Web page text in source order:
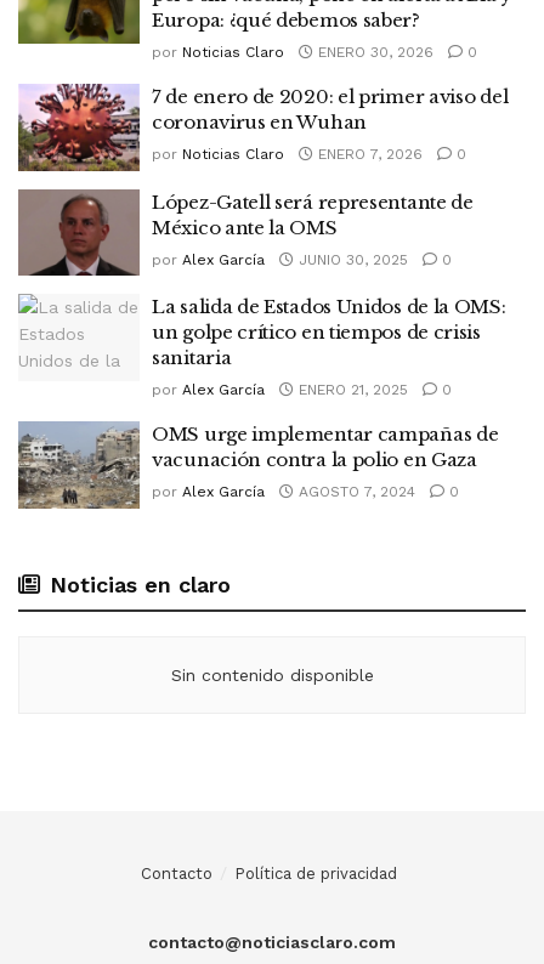
Europa: ¿qué debemos saber?
por Noticias Claro ENERO 30, 2026 0
7 de enero de 2020: el primer aviso del
coronavirus en Wuhan
por Noticias Claro ENERO 7, 2026 0
López-Gatell será representante de
México ante la OMS
por Alex García JUNIO 30, 2025 0
La salida de Estados Unidos de la OMS:
un golpe crítico en tiempos de crisis
sanitaria
por Alex García ENERO 21, 2025 0
OMS urge implementar campañas de
vacunación contra la polio en Gaza
por Alex García AGOSTO 7, 2024 0
Noticias en claro
Sin contenido disponible
Contacto Política de privacidad
contacto@noticiasclaro.com